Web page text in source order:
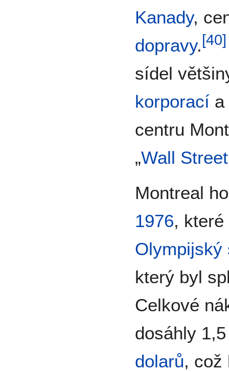
Kanady,
dopravy. [40]
sídel
korporací a
centru
„Wall Street
Montreal
1976,
Olympijský
který byl
Celkové
dosáhly
dolarů, což